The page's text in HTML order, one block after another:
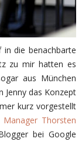
die benachbarte
zu mir hatten es
aus München
Jenny das Konzept
kurz vorgestellt
Thorsten
bei Google